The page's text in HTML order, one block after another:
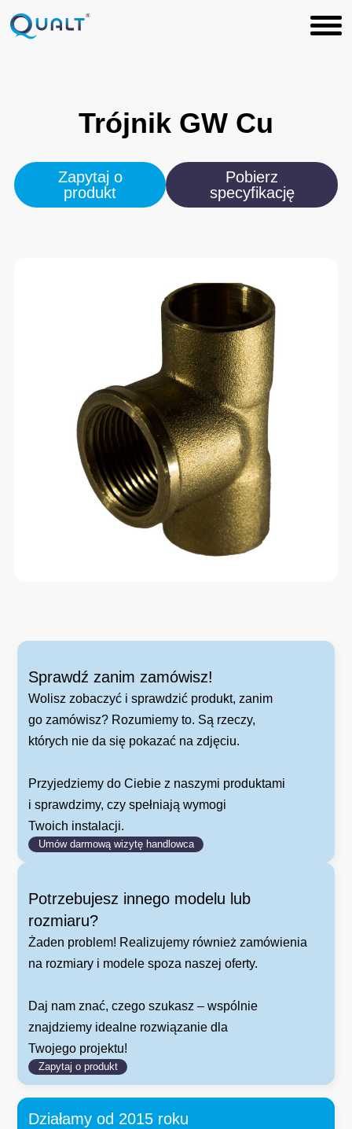
Trójnik GW Cu
Zapytaj o
produkt
Pobierz
specyfikację
Sprawdź zanim zamówisz!
Wolisz zobaczyć i sprawdzić produkt, zanim
go zamówisz? Rozumiemy to. Są rzeczy,
których nie da się pokazać na zdjęciu.
Przyjedziemy do Ciebie z naszymi produktami
i sprawdzimy, czy spełniają wymogi
Twoich instalacji.
Umów darmową wizytę handlowca
Potrzebujesz innego modelu lub
rozmiaru?
Żaden problem! Realizujemy również zamówienia
na rozmiary i modele spoza naszej oferty.
Daj nam znać, czego szukasz – wspólnie
znajdziemy idealne rozwiązanie dla
Twojego projektu!
Zapytaj o produkt
Działamy od 2015 roku